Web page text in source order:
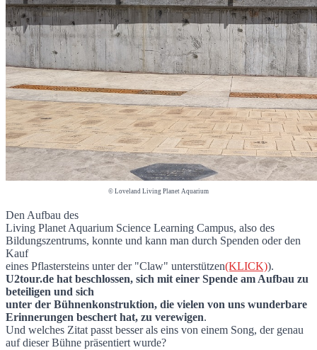
© Loveland Living Planet Aquarium
Den Aufbau des
Living Planet Aquarium Science Learning Campus, also des
Bildungszentrums, konnte und kann man durch Spenden oder den
Kauf
eines Pflastersteins unter der "Claw" unterstützen(KLICK)).
U2tour.de hat beschlossen, sich mit einer Spende am Aufbau zu
beteiligen und sich
unter der Bühnenkonstruktion, die vielen von uns wunderbare
Erinnerungen beschert hat, zu verewigen.
Und welches Zitat passt besser als eins von einem Song, der genau
auf dieser Bühne präsentiert wurde?